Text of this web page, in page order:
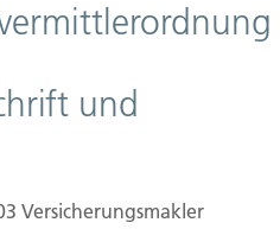
und
Versicherungsmakler